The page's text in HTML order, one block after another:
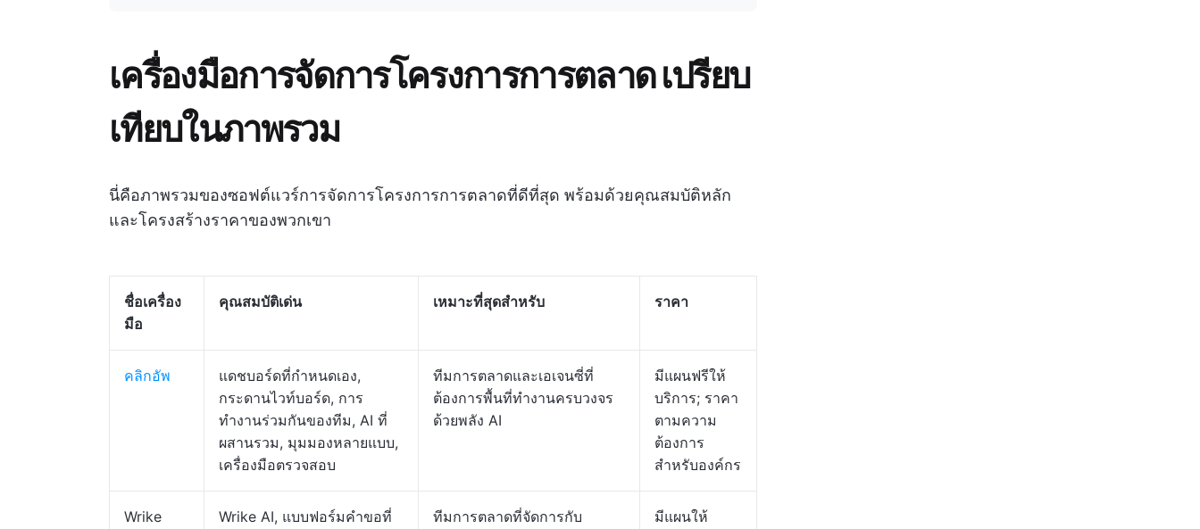
เครื่องมือการจัดการโครงการการตลาด เปรียบ
เทียบในภาพรวม
นี่คือภาพรวมของซอฟต์แวร์การจัดการโครงการการตลาดที่ดีที่สุด พร้อมด้วยคุณสมบัติหลัก
และโครงสร้างราคาของพวกเขา
ชื่อเครื่อง
มือ
คุณสมบัติเด่น เหมาะที่สุดสำหรับ ราคา
คลิกอัพ
แดชบอร์ดที่กำหนดเอง,
กระดานไวท์บอร์ด, การ
ทำงานร่วมกันของทีม, AI ที่
ผสานรวม, มุมมองหลายแบบ,
เครื่องมือตรวจสอบ
ทีมการตลาดและเอเจนซี่ที่
ต้องการพื้นที่ทำงานครบวงจร
ด้วยพลัง AI
มีแผนฟรีให้
บริการ; ราคา
ตามความ
ต้องการ
สำหรับองค์กร
Wrike
Wrike AI, แบบฟอร์มคำขอที่
ทีมการตลาดที่จัดการกับ
มีแผนให้